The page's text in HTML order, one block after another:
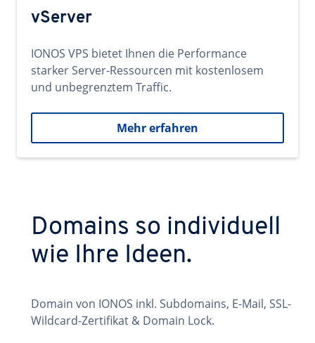
vServer
IONOS VPS bietet Ihnen die Performance
starker Server-Ressourcen mit kostenlosem
und unbegrenztem Traffic.
Mehr erfahren
Domains so individuell
wie Ihre Ideen.
Domain von IONOS inkl. Subdomains, E-Mail, SSL-
Wildcard-Zertifikat & Domain Lock.